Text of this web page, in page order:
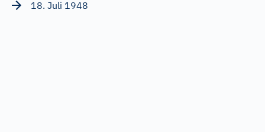
18. Juli 1948